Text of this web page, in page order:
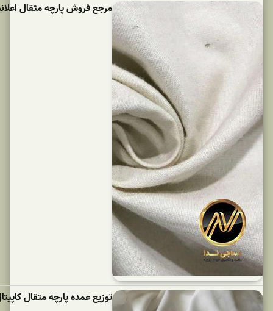
مرجع فروش پارچه متقال اعلانیک بافت یزد
توزیع عمده پارچه متقال کاپیتال تکس